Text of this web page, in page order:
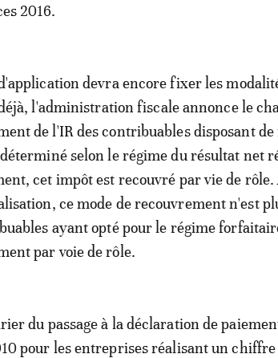
2016.
devra encore fixer les
l'administration fiscale annonce le
de l'IR des contribuables disposant
selon le régime du résultat net
cet impôt est recouvré par vie de rôle.
ce mode de recouvrement n'est
ayant opté pour le régime
par voie de rôle.
du passage à la déclaration de
pour les entreprises réalisant un